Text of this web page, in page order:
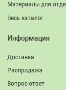
Материалы для
Весь каталог
Информация
Доставка
Распродажа
Вопрос-ответ